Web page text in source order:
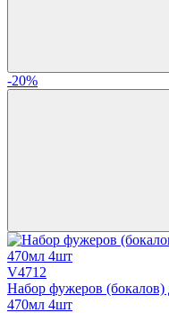
-20%
V4712
Набор фужеров
470мл 4шт